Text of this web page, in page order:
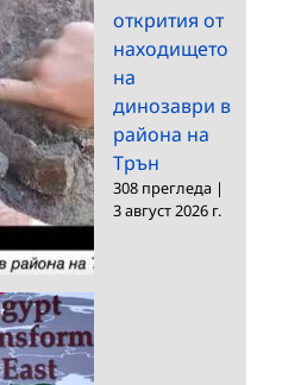
открития от
находището
на
динозаври в
района на
Трън
308 прегледа |
3 август 2026 г.